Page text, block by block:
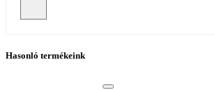
Hasonló termékeink